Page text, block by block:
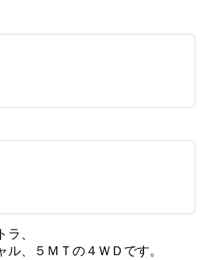
、
、５ＭＴの４ＷＤです。